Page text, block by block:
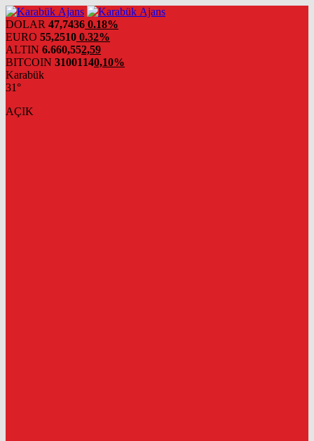
DOLAR 47,7436 0.18%
EURO 55,2510 0.32%
ALTIN 6.660,552,59
BITCOIN 31001140,10%
Karabük
31°
AÇIK